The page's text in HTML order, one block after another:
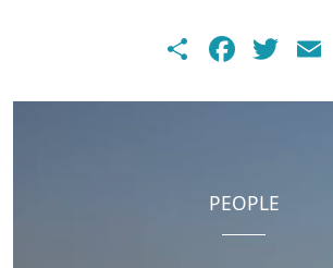
Share
PEOPLE